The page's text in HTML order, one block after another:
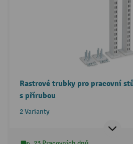
Rastrové trubky pro pracovní
s přírubou
2 Varianty